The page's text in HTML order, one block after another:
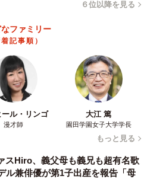
６位以降を見る
なファミリー
着記事順）
ール・リンゴ
漫才師
大江 篤
園田学園女子大学学長
もっと見る
スHiro、義父母も義兄も超有名歌
ル兼俳優が第1子出産を報告「母